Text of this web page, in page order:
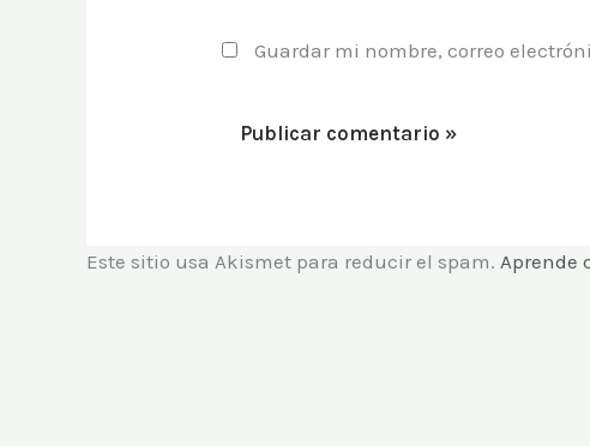
Guardar mi nombre, correo
Este sitio usa Akismet para reducir el spam. Aprende